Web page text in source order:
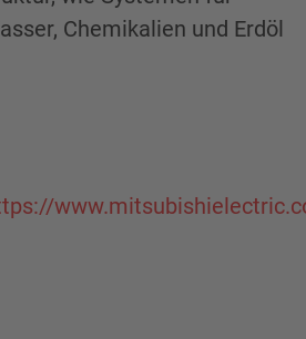
Chemikalien und Erdöl